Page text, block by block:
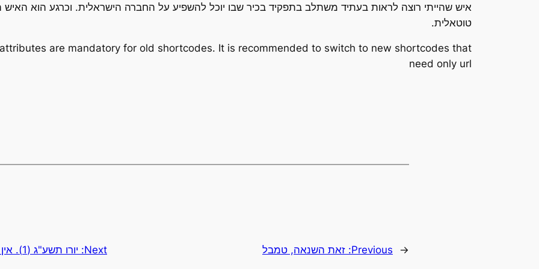
איש שהייתי רוצה לראות בעתיד משתלב בתפקיד בכיר שבו יוכל להשפיע על החברה הישראלית. וכרגע הוא האיש
טוטאלית.
are mandatory for old shortcodes. It is recommended to switch to new shortcodes that
need only url
←
Previous: זאת השנאה, טמבל Next: יורו תשע"ג (1). אין הזדמנות שניה לרושם ראשוני